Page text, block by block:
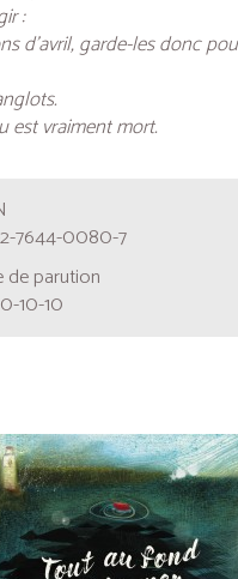
:
d’avril, garde-les donc
est vraiment mort.
7644-0080-7
de parution
10-10